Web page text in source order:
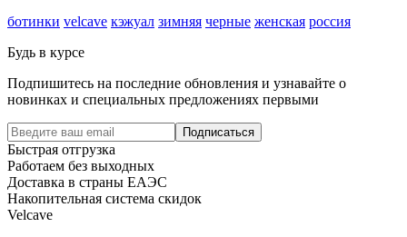
ботинки velcave кэжуал зимняя черные женская россия
Будь в курсе
Подпишитесь на последние обновления и узнавайте о
новинках и специальных предложениях первыми
Подписаться
Быстрая отгрузка
Работаем без выходных
Доставка в страны ЕАЭС
Накопительная система скидок
Velcave